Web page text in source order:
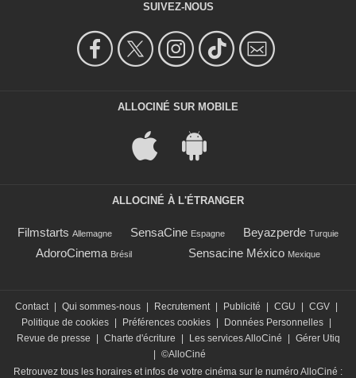
SUIVEZ-NOUS
ALLOCINÉ SUR MOBILE
ALLOCINÉ À L'ÉTRANGER
Filmstarts Allemagne SensaCine Espagne Beyazperde Turquie
AdoroCinema Brésil Sensacine México Mexique
Contact Qui sommes-nous Recrutement Publicité CGU CGV
Politique de cookies
Préférences cookies Données Personnelles
Revue de presse
Charte d'écriture Les services AlloCiné
Gérer Utiq
©AlloCiné
Retrouvez tous les horaires et infos de votre cinéma sur le numéro AlloCiné :